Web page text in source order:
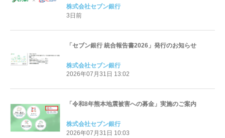
株式会社セブン銀行
3日前
「セブン銀行 統合報告書2026」発行のお知らせ
株式会社セブン銀行
2026年07月31日 13:02
「令和8年熊本地震被害への募金」実施のご案内
株式会社セブン銀行
2026年07月31日 10:03